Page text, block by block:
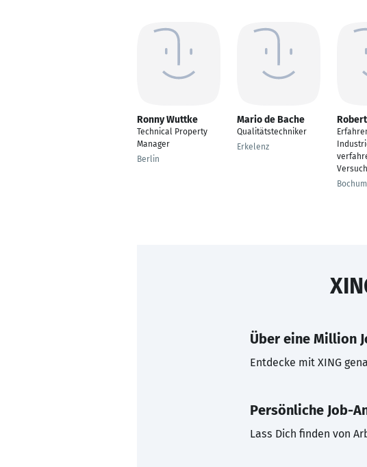
Ronny Wuttke
Technical Property
Manager
Berlin
Mario de Bache
Qualitätstechniker
Erkelenz
Bochum
Über eine Million
Entdecke mit XING
Persönliche Job-
Lass Dich finden von